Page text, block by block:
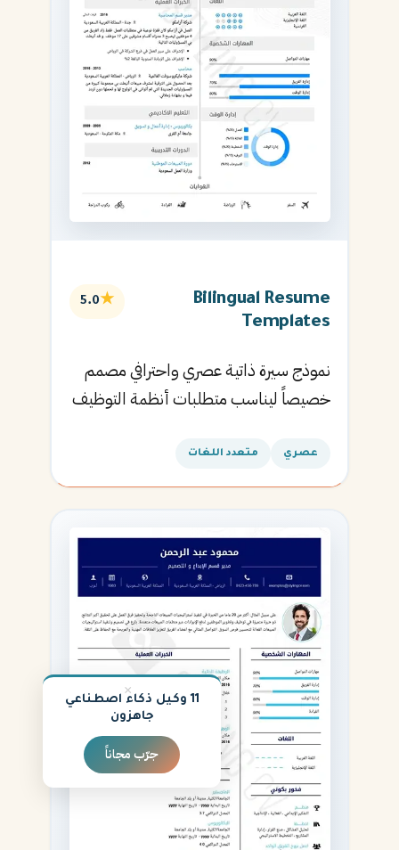
Bilingual Resume
Templates
★
5.0
نموذج سيرة ذاتية عصري واحترافي مصمم
خصيصاً ليناسب متطلبات أنظمة التوظيف
القادمة.
عصري متعدد اللغات
×
11 وكيل ذكاء اصطناعي
جاهزون
جرّب مجاناً